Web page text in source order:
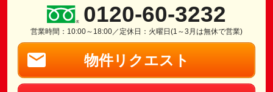
0120-60-3232
営業時間：10:00～18:00／定休日：火曜日(1～3月は無休で営業)
物件リクエスト